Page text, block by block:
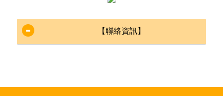
【聯絡資訊】
聯絡人：吳嘉玲
連絡信箱：